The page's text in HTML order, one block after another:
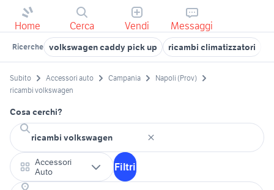
Home Cerca Vendi Messaggi
Ricerche volkswagen caddy pick up ricambi climatizzatori
Subito Accessori auto Campania
Napoli (Prov)
ricambi volkswagen
Cosa cerchi?
Accessori
Auto
Filtri